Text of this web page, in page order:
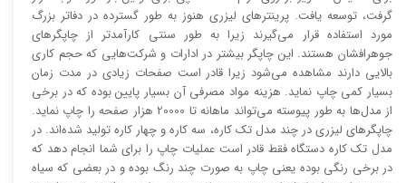
گرفت، توسعه یافت. پرینتر‌های لیزری هنوز به طور گسترده در دفاتر بزرگ
مورد استفاده قرار می‌گیرند زیرا به طور سنتی کارآمد‌‌تر از چاپگر‌های
جوهرافشان هستند. این چاپگر بیشتر در ادارات و شرکت‌هایی که حجم کاری
بالایی دارند مشاهده می‌شود زیرا قادر است صفحات زیادی در مدت زمان
بسیار کمی چاپ نماید. هزینه مواد مصرفی آن بسیار پایین بوده که در برخی
از مدل‌ها به طور پیوسته می‌تواند ماهانه تا 20000 هزار صفحه را چاپ نماید.
چاپگر‌های لیزری در چند مدل تک کاره، سه کاره و چهار کاره تولید شده‌اند. در
مدل تک کاره دستگاه فقط قادر است عملیات چاپ را برای شما انجام دهد که
در برخی رنگی بوده یعنی چاپ به صورت چند رنگ بوده و در بعضی که سیاه